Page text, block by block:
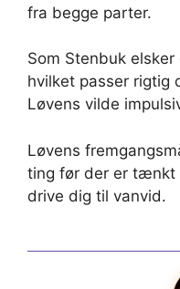
fra begge parter.
Som Stenbuk
hvilket passer rigtig
Løvens vilde
Løvens
ting før der er tænkt
drive dig til vanvid.